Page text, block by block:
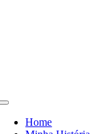
Toggle
NavigationHome